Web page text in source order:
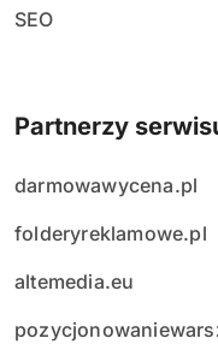
SEO
Partnerzy
darmowawycena.pl
folderyreklamowe.pl
altemedia.eu